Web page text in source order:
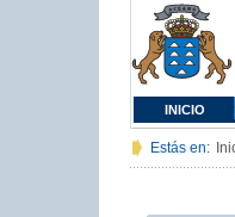
INICIO
Estás en: